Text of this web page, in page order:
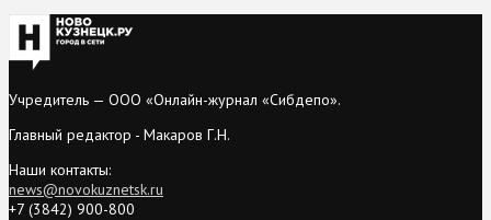
Учредитель — ООО «Онлайн-журнал «Сибдепо».
Главный редактор - Макаров Г.Н.
Наши контакты:
news@novokuznetsk.ru
+7 (3842) 900-800